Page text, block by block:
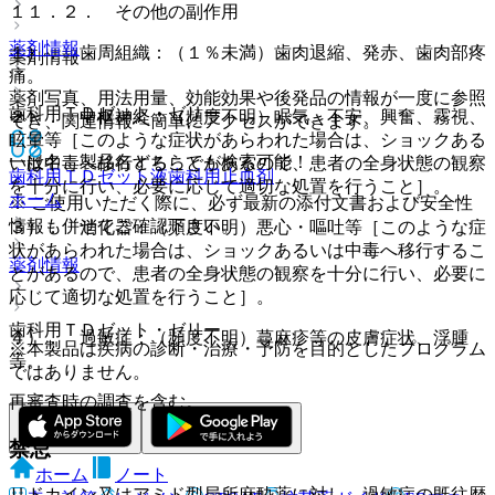
薬剤情報
歯科用ＴＤゼット・ゼリー
歯科用ＴＤゼット液歯科用止血剤
ホーム
薬剤情報
歯科用ＴＤゼット・ゼリー
１１．２． その他の副作用
１）． 歯周組織：（１％未満）歯肉退縮、発赤、歯肉部疼
痛。
２）． 中枢神経：（頻度不明）眠気、不安、興奮、霧視、
眩暈等［このような症状があらわれた場合は、ショックある
いは中毒へ移行することがあるので、患者の全身状態の観察
を十分に行い、必要に応じて適切な処置を行うこと］。
３）． 消化器：（頻度不明）悪心・嘔吐等［このような症
状があらわれた場合は、ショックあるいは中毒へ移行するこ
とがあるので、患者の全身状態の観察を十分に行い、必要に
応じて適切な処置を行うこと］。
４）． 過敏症：（頻度不明）蕁麻疹等の皮膚症状、浮腫
等。
再審査時の調査を含む。
禁忌
薬剤情報
薬剤写真、用法用量、効能効果や後発品の情報が一度に参照
でき、関連情報へ簡単にアクセスができます。
一般名、製品名どちらでも検索可能！
※ ご使用いただく際に、必ず最新の添付文書および安全性
情報も併せてご確認下さい。
※本製品は疾病の診断・治療・予防を目的としたプログラム
ではありません。
ホーム
ノート